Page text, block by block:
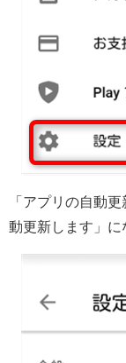
「アプリの自動
動更新します」に